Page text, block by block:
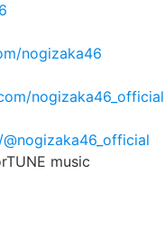
nogizaka46
nogizaka46_official
music